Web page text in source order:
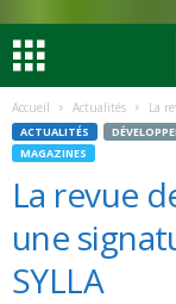
Accueil Actualités La
ACTUALITÉS
MAGAZINES
La revue
une
SYLLA